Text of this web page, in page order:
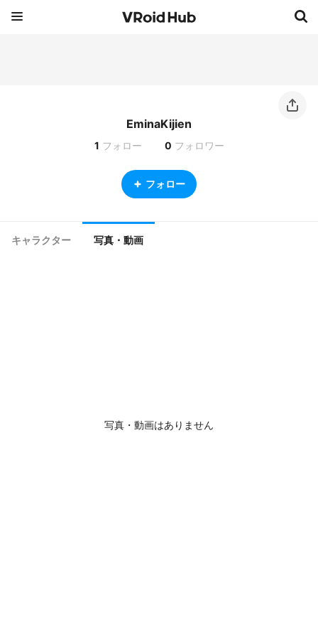
EminaKijien
1 フォロー 0 フォロワー
フォロー
キャラクター 写真・動画
写真・動画はありません